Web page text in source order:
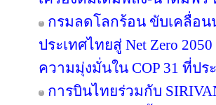
กรมลดโลกร้อน ขับเคลื่อน
ประเทศไทยสู่ Net Zero
ความมุ่งมั่นใน COP 31 ที่ปร
การบินไทยร่วมกับ